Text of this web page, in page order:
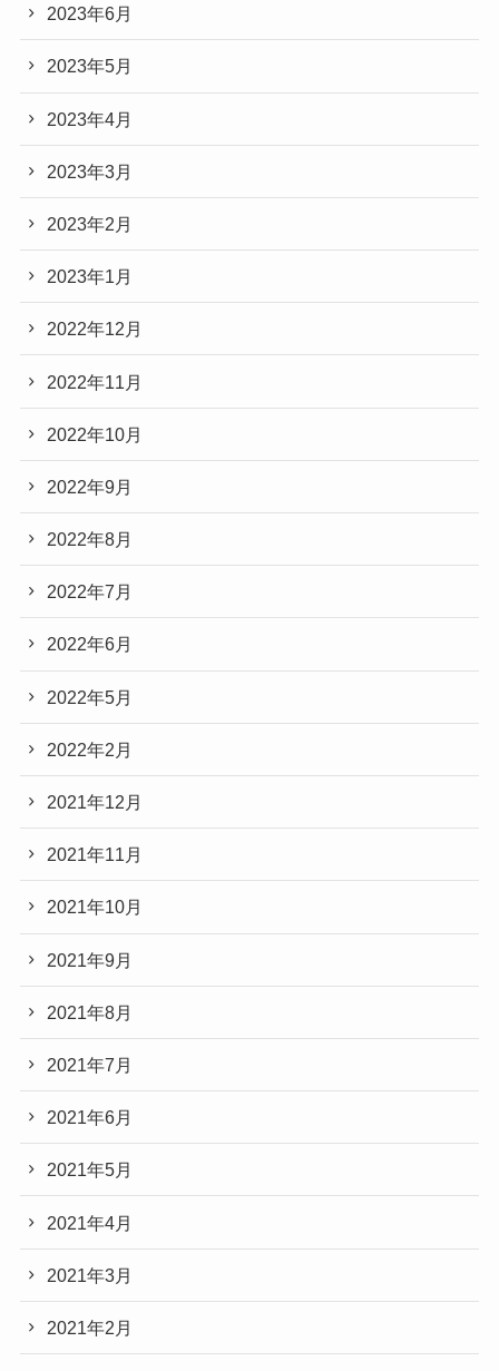
2023年6月
2023年5月
2023年4月
2023年3月
2023年2月
2023年1月
2022年12月
2022年11月
2022年10月
2022年9月
2022年8月
2022年7月
2022年6月
2022年5月
2022年2月
2021年12月
2021年11月
2021年10月
2021年9月
2021年8月
2021年7月
2021年6月
2021年5月
2021年4月
2021年3月
2021年2月